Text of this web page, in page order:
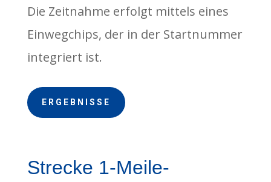
Die Zeitnahme erfolgt mittels eines
Einwegchips, der in der Startnummer
integriert ist.
ERGEBNISSE
Strecke 1-Meile-